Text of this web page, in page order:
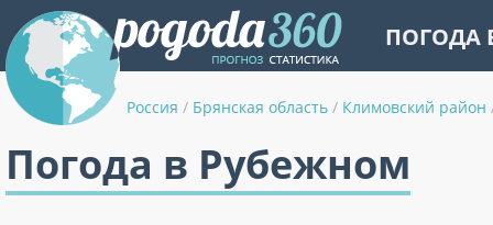
ПОГОДА
Россия / Брянская область / Климовский район
Погода в Рубежном